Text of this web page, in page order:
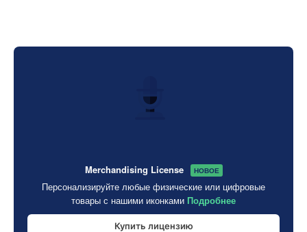
Merchandising License НОВОЕ
Персонализируйте любые физические или цифровые
товары с нашими иконками Подробнее
Купить лицензию